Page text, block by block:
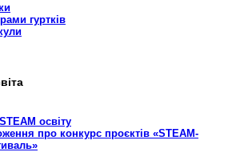
гуртків
освіту
про конкурс проєктів «STEAM-